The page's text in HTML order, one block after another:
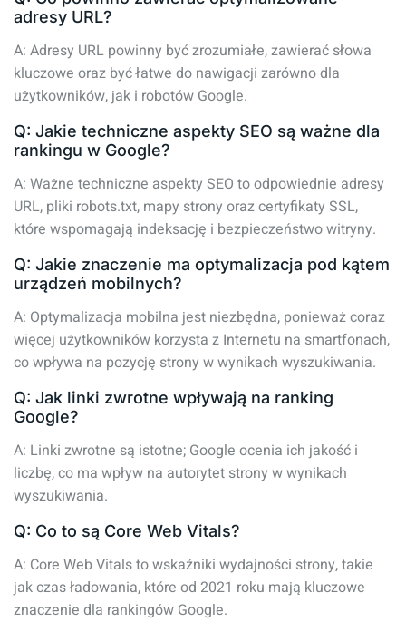
adresy URL?
A: Adresy URL powinny być zrozumiałe, zawierać słowa
kluczowe oraz być łatwe do nawigacji zarówno dla
użytkowników, jak i robotów Google.
Q: Jakie techniczne aspekty SEO są ważne dla
rankingu w Google?
A: Ważne techniczne aspekty SEO to odpowiednie adresy
URL, pliki robots.txt, mapy strony oraz certyfikaty SSL,
które wspomagają indeksację i bezpieczeństwo witryny.
Q: Jakie znaczenie ma optymalizacja pod kątem
urządzeń mobilnych?
A: Optymalizacja mobilna jest niezbędna, ponieważ coraz
więcej użytkowników korzysta z Internetu na smartfonach,
co wpływa na pozycję strony w wynikach wyszukiwania.
Q: Jak linki zwrotne wpływają na ranking
Google?
A: Linki zwrotne są istotne; Google ocenia ich jakość i
liczbę, co ma wpływ na autorytet strony w wynikach
wyszukiwania.
Q: Co to są Core Web Vitals?
A: Core Web Vitals to wskaźniki wydajności strony, takie
jak czas ładowania, które od 2021 roku mają kluczowe
znaczenie dla rankingów Google.